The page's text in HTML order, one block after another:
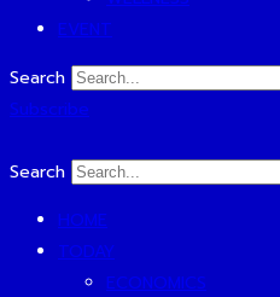
EVENT
Search
Subscribe
Search
HOME
TODAY
ECONOMICS